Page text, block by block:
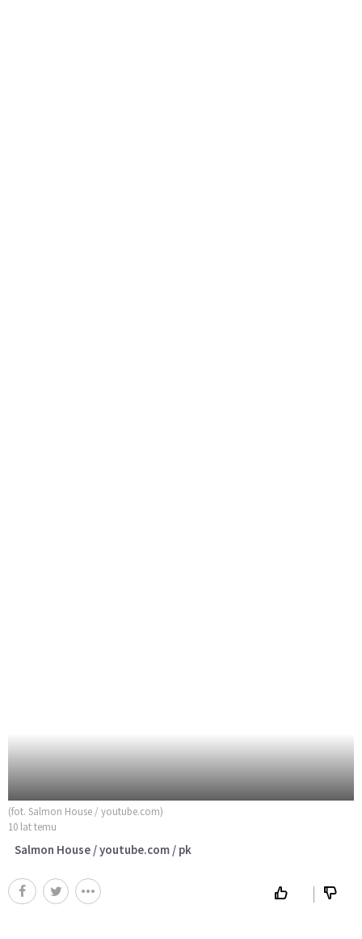
(fot. Salmon House / youtube.com)
10 lat temu
Salmon House / youtube.com / pk